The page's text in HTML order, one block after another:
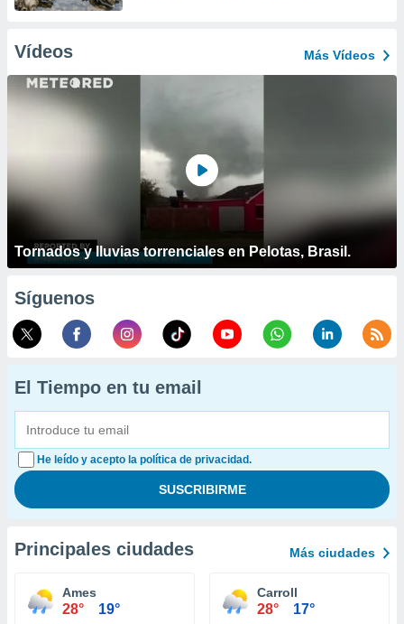
Vídeos Más Vídeos
Tornados y lluvias torrenciales en Pelotas, Brasil.
Síguenos
El Tiempo en tu email
He leído y acepto la política de privacidad.
Principales ciudades Más ciudades
Ames
28° 19°
Carroll
28° 17°